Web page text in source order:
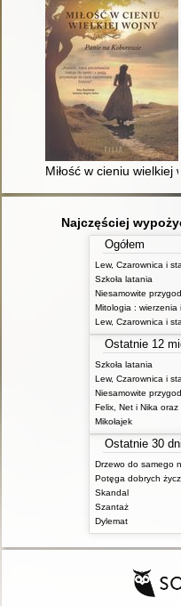
Miłość w cieniu wielkiej
Najczęściej
Ogółem
Lew, Czarownica i
Szkoła latania
Lew, Czarownica i
Ostatnie 12
Szkoła latania
Lew, Czarownica i
Mikołajek
Ostatnie 30 dni
Drzewo do samego
Potęga dobrych
Skandal
Szantaż
Dylemat